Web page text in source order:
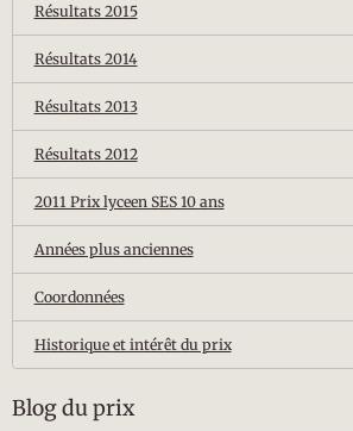
Résultats 2015
Résultats 2014
Résultats 2013
Résultats 2012
2011 Prix lyceen SES 10 ans
Années plus anciennes
Coordonnées
Historique et intérêt du prix
Blog du prix